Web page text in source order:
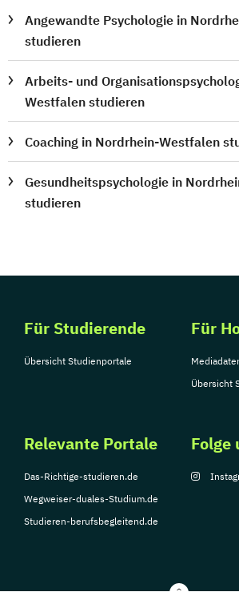
Angewandte Psychologie in
studieren
Arbeits- und
Westfalen studieren
Coaching in Nordrhein-Westfalen
Gesundheitspsychologie in
studieren
Für Studierende
Übersicht Studienportale
Für
Übersicht
Relevante Portale
Das-Richtige-studieren.de
Wegweiser-duales-Studium.de
Studieren-berufsbegleitend.de
Folge